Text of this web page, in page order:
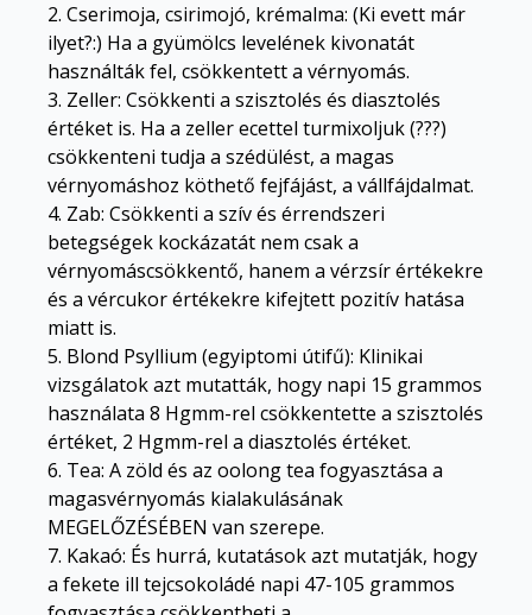
2. Cserimoja, csirimojó, krémalma: (Ki evett már
ilyet?:) Ha a gyümölcs levelének kivonatát
használták fel, csökkentett a vérnyomás.
3. Zeller: Csökkenti a szisztolés és diasztolés
értéket is. Ha a zeller ecettel turmixoljuk (???)
csökkenteni tudja a szédülést, a magas
vérnyomáshoz köthető fejfájást, a vállfájdalmat.
4. Zab: Csökkenti a szív és érrendszeri
betegségek kockázatát nem csak a
vérnyomáscsökkentő, hanem a vérzsír értékekre
és a vércukor értékekre kifejtett pozitív hatása
miatt is.
5. Blond Psyllium (egyiptomi útifű): Klinikai
vizsgálatok azt mutatták, hogy napi 15 grammos
használata 8 Hgmm-rel csökkentette a szisztolés
értéket, 2 Hgmm-rel a diasztolés értéket.
6. Tea: A zöld és az oolong tea fogyasztása a
magasvérnyomás kialakulásának
MEGELŐZÉSÉBEN van szerepe.
7. Kakaó: És hurrá, kutatások azt mutatják, hogy
a fekete ill tejcsokoládé napi 47-105 grammos